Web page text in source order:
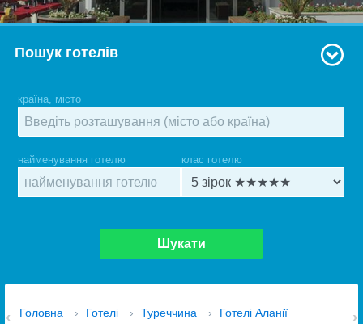
Пошук готелів
країна, місто
найменування готелю клас готелю
Шукати
Головна › Готелі › Туреччина › Готелі Аланії